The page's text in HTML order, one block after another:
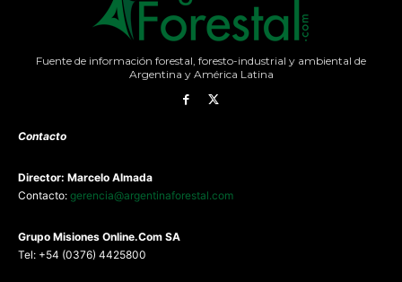
Fuente de información forestal, foresto-industrial y ambiental de
Argentina y América Latina
Contacto
Director: Marcelo Almada
Contacto: gerencia@argentinaforestal.com
Grupo Misiones Online.Com SA
Tel: +54 (0376) 4425800